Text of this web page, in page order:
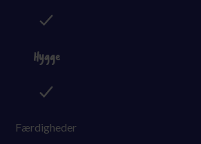
Hygge
Færdigheder